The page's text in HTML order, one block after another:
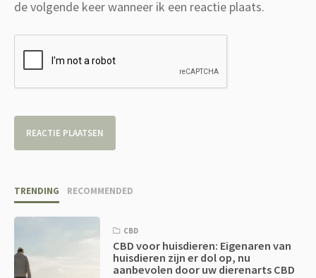
de volgende keer wanneer ik een reactie plaats.
TRENDING RECOMMENDED
CBD
CBD voor huisdieren: Eigenaren van
huisdieren zijn er dol op, nu
aanbevolen door uw dierenarts CBD